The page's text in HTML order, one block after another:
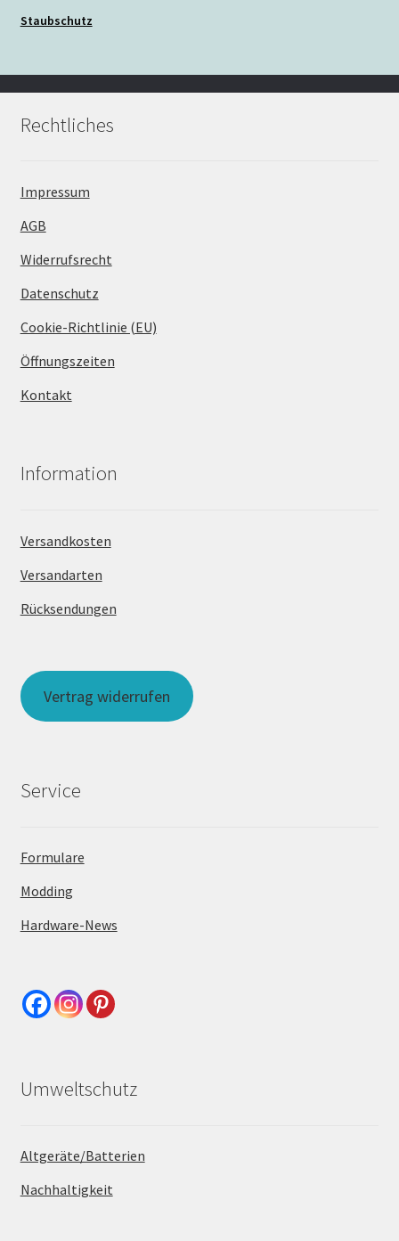
Staubschutz
Rechtliches
Impressum
AGB
Widerrufsrecht
Datenschutz
Cookie-Richtlinie (EU)
Öffnungszeiten
Kontakt
Information
Versandkosten
Versandarten
Rücksendungen
Vertrag widerrufen
Service
Formulare
Modding
Hardware-News
Umweltschutz
Altgeräte/Batterien
Nachhaltigkeit